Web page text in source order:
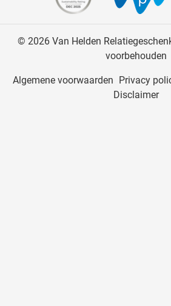
© 2026 Van Helden
voorbehouden
Algemene voorwaarden Privacy
Disclaimer